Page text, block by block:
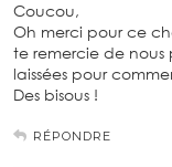
Coucou,
Oh merci pour ce
te remercie de nous
laissées pour
Des bisous !
RÉPONDRE